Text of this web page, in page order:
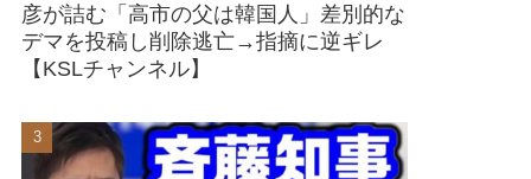
彦が詰む「高市の父は韓国人」差別的な
デマを投稿し削除逃亡→指摘に逆ギレ
【KSLチャンネル】